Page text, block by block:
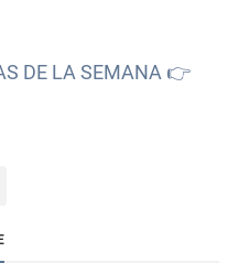
DE LA SEMANA 👉